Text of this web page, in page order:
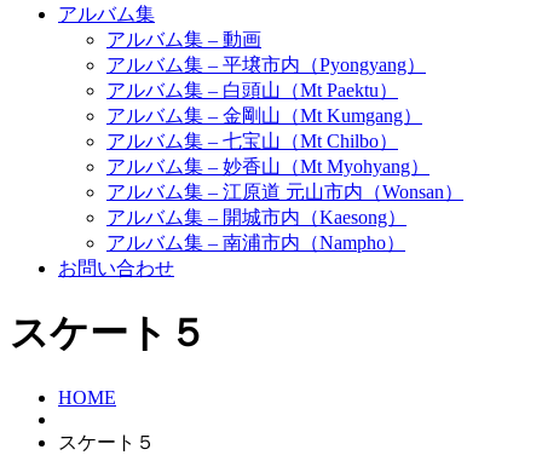
アルバム集
アルバム集 – 動画
アルバム集 – 平壌市内（Pyongyang）
アルバム集 – 白頭山（Mt Paektu）
アルバム集 – 金剛山（Mt Kumgang）
アルバム集 – 七宝山（Mt Chilbo）
アルバム集 – 妙香山（Mt Myohyang）
アルバム集 – 江原道 元山市内（Wonsan）
アルバム集 – 開城市内（Kaesong）
アルバム集 – 南浦市内（Nampho）
お問い合わせ
スケート５
HOME
スケート５